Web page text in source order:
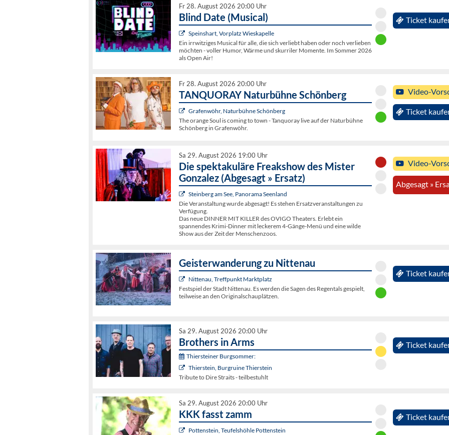
Fr 28. August 2026 20:00 Uhr
Blind Date (Musical)
Speinshart, Vorplatz Wieskapelle
Ein irrwitziges Musical für alle, die sich verliebt haben oder noch verlieben
möchten - voller Humor, Wärme und skurriler Momente. Im Sommer 2026
als Open Air!
Ticket
Fr 28. August 2026 20:00 Uhr
TANQUORAY Naturbühne Schönberg
Grafenwöhr, Naturbühne Schönberg
The orange Soul is coming to town - Tanquoray live auf der Naturbühne
Schönberg in Grafenwöhr.
Video-
Ticket
Sa 29. August 2026 19:00 Uhr
Die spektakuläre Freakshow des Mister
Gonzalez (Abgesagt » Ersatz)
Steinberg am See, Panorama Seenland
Die Veranstaltung wurde abgesagt! Es stehen Ersatzveranstaltungen zu
Verfügung.
Das neue DINNER MIT KILLER des OVIGO Theaters. Erlebt ein
spannendes Krimi-Dinner mit leckerem 4-Gänge-Menü und eine wilde
Show aus der Zeit der Menschenzoos.
Video-
Abgesagt »
Geisterwanderung zu Nittenau
Nittenau, Treffpunkt Marktplatz
Festspiel der Stadt Nittenau. Es werden die Sagen des Regentals gespielt,
teilweise an den Originalschauplätzen.
Ticket
Sa 29. August 2026 20:00 Uhr
Brothers in Arms
Thiersteiner Burgsommer:
Thierstein, Burgruine Thierstein
Tribute to Dire Straits - teilbestuhlt
Ticket
Sa 29. August 2026 20:00 Uhr
KKK fasst zamm
Pottenstein, Teufelshöhle Pottenstein
Ticket